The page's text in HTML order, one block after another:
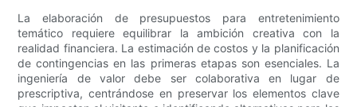
La elaboración de presupuestos para entretenimiento
temático requiere equilibrar la ambición creativa con la
realidad financiera. La estimación de costos y la planificación
de contingencias en las primeras etapas son esenciales. La
ingeniería de valor debe ser colaborativa en lugar de
prescriptiva, centrándose en preservar los elementos clave